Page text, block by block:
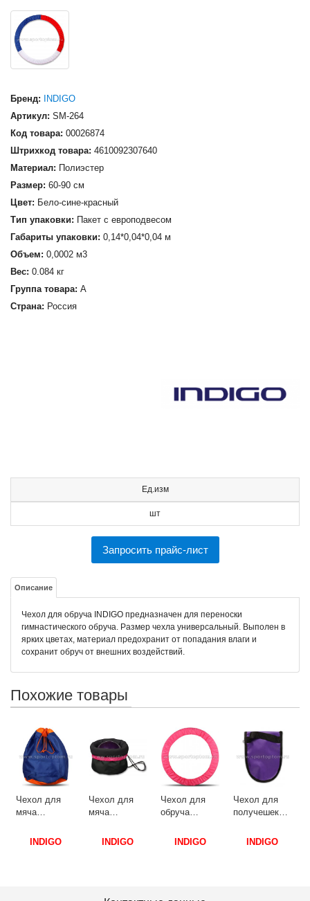
Бренд:
INDIGO
Артикул: SM-264
Код товара: 00026874
Штрихкод товара: 4610092307640
Материал: Полиэстер
Размер: 60-90 см
Цвет: Бело-сине-красный
Тип упаковки: Пакет с европодвесом
Габариты упаковки: 0,14*0,04*0,04 м
Объем: 0,0002 м3
Вес: 0.084 кг
Группа товара: А
Страна: Россия
Ед.изм
шт
Запросить прайс-лист
Описание
Чехол для обруча INDIGO предназначен для переноски
гимнастического обруча. Размер чехла универсальный. Выполен в
ярких цветах, материал предохранит от попадания влаги и
сохранит обруч от внешних воздействий.
Похожие товары
Чехол для
мяча
INDIGO SM-
INDIGO
Чехол для
мяча
утепленный
INDIGO
Чехол для
обруча
084 60-90 см
INDIGO
Чехол для
получешек
гимнастики
INDIGO